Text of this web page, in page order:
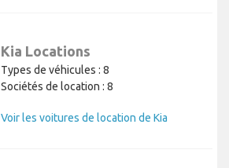
Kia Locations
Types de véhicules : 8
Sociétés de location : 8
Voir les voitures de location de Kia